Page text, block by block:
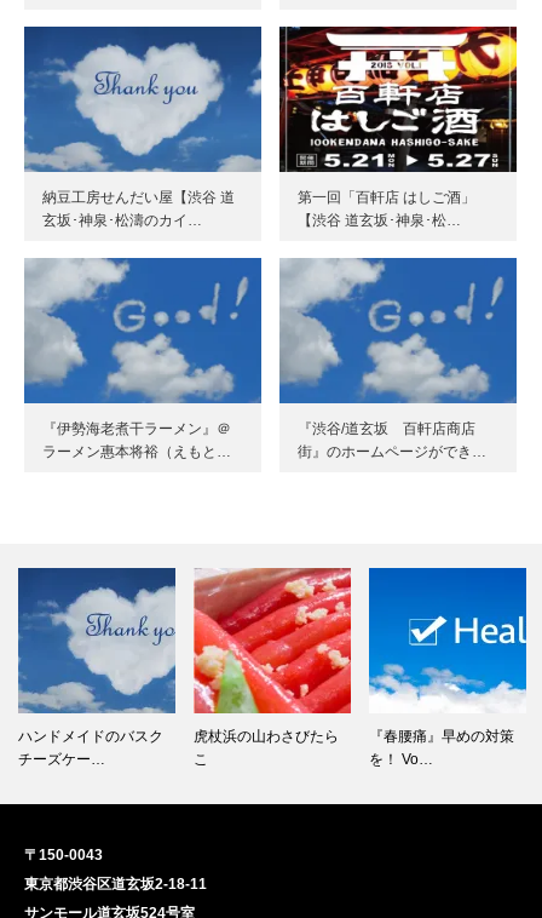
納豆工房せんだい屋【渋谷 道
玄坂･神泉･松濤のカイ…
第一回「百軒店 はしご酒」
【渋谷 道玄坂･神泉･松…
『伊勢海老煮干ラーメン』＠
ラーメン惠本将裕（えもと…
『渋谷/道玄坂 百軒店商店
街』のホームページができ…
ハンドメイドのバスク
チーズケー…
虎杖浜の山わさびたら
こ
『春腰痛』早めの対策
を！ Vo…
〒150-0043
東京都渋谷区道玄坂2-18-11
サンモール道玄坂524号室